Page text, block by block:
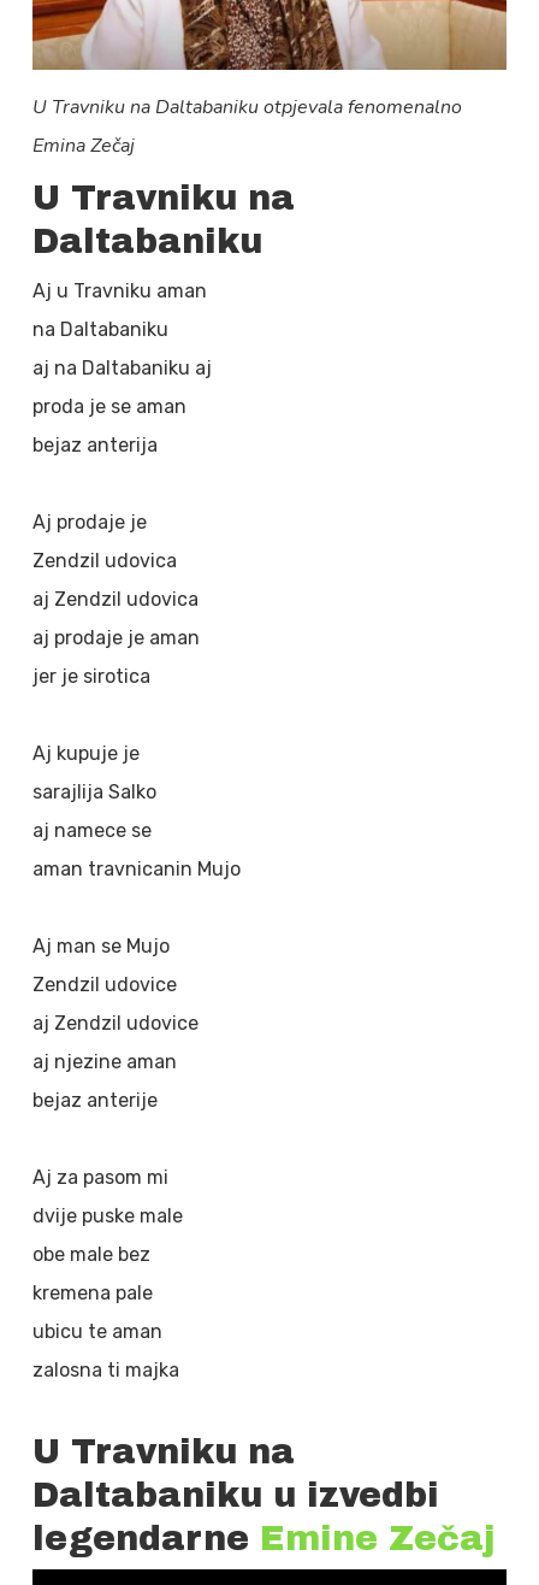
U Travniku na Daltabaniku otpjevala fenomenalno
Emina Zečaj
U Travniku na
Daltabaniku
Aj u Travniku aman
na Daltabaniku
aj na Daltabaniku aj
proda je se aman
bejaz anterija
Aj prodaje je
Zendzil udovica
aj Zendzil udovica
aj prodaje je aman
jer je sirotica
Aj kupuje je
sarajlija Salko
aj namece se
aman travnicanin Mujo
Aj man se Mujo
Zendzil udovice
aj Zendzil udovice
aj njezine aman
bejaz anterije
Aj za pasom mi
dvije puske male
obe male bez
kremena pale
ubicu te aman
zalosna ti majka
U Travniku na
Daltabaniku u izvedbi
legendarne Emine Zečaj